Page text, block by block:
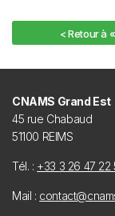
< Retour à
CNAMS Grand Est
45 rue Chabaud
51100 REIMS
Tél. : +33 3 26 47 22
Mail :